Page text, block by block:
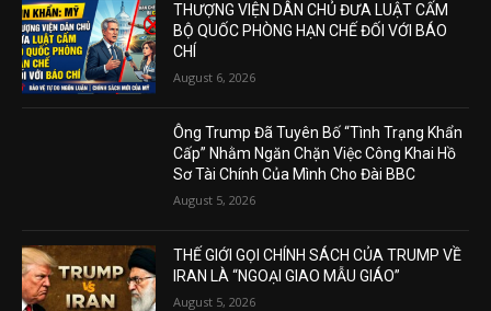
THƯỢNG VIỆN DÂN CHỦ ĐƯA LUẬT CẤM
BỘ QUỐC PHÒNG HẠN CHẾ ĐỐI VỚI BÁO
CHÍ
August 6, 2026
Ông Trump Đã Tuyên Bố “Tình Trạng Khẩn
Cấp” Nhằm Ngăn Chặn Việc Công Khai Hồ
Sơ Tài Chính Của Mình Cho Đài BBC
August 5, 2026
THẾ GIỚI GỌI CHÍNH SÁCH CỦA TRUMP VỀ
IRAN LÀ “NGOẠI GIAO MẪU GIÁO”
August 5, 2026